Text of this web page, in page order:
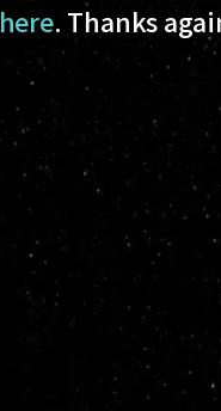
here. Thanks